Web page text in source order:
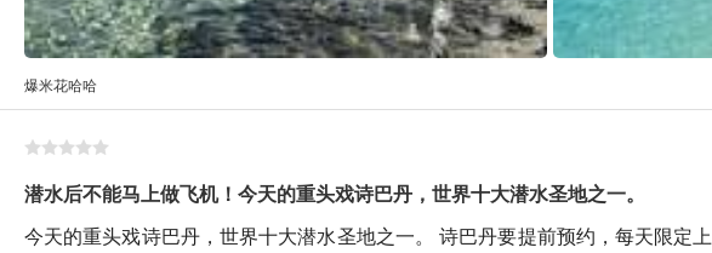
爆米花哈哈
潜水后不能马上做飞机！今天的重头戏诗巴丹，世界十大潜水圣地之一。
今天的重头戏诗巴丹，世界十大潜水圣地之一。 诗巴丹要提前预约，每天限定